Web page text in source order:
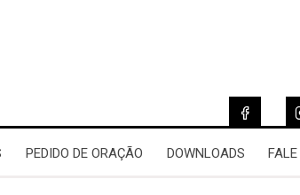
PEDIDO DE ORAÇÃO DOWNLOADS